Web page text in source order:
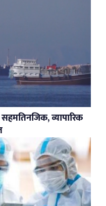
व्यापारिक